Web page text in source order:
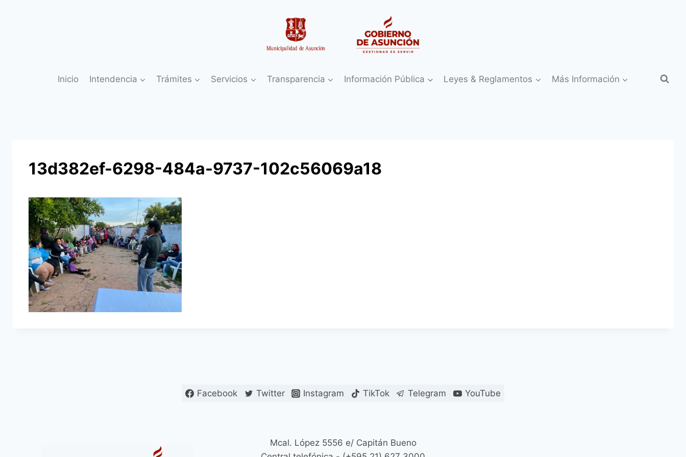
Inicio Intendencia Trámites Servicios Transparencia Información Pública Leyes & Reglamentos Más Información
13d382ef-6298-484a-9737-102c56069a18
Facebook Twitter Instagram TikTok Telegram YouTube
Mcal. López 5556 e/ Capitán Bueno